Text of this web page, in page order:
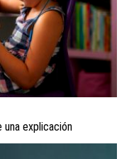
una explicación